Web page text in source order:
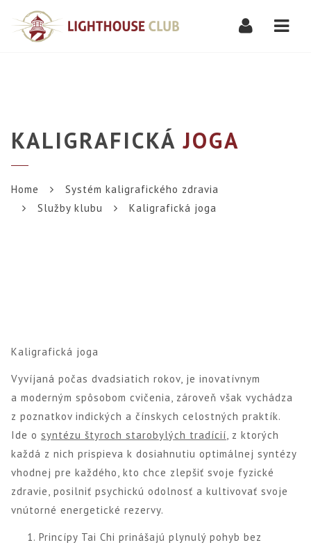
KALIGRAFICKÁ JOGA
Home
Systém kaligrafického zdravia
Služby klubu
Kaligrafická joga
Kaligrafická joga
Vyvíjaná počas dvadsiatich rokov, je inovatívnym
a moderným spôsobom cvičenia, zároveň však vychádza
z poznatkov indických a čínskych celostných praktík.
Ide osyntézu štyroch starobylých tradícií, z ktorých
každá z nich prispieva k dosiahnutiu optimálnej syntézy
vhodnej pre každého, kto chce zlepšiť svoje fyzické
zdravie, posilniť psychickú odolnosť a kultivovať svoje
vnútorné energetické rezervy.
Princípy Tai Chi prinášajú plynulý pohyb bez